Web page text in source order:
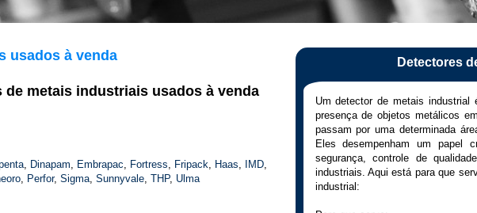
usados à venda
de metais industriais usados à venda
, Dinapam, Embrapac, Fortress, Fripack, Haas, IMD,
, Perfor, Sigma, Sunnyvale, THP, Ulma
Detectores
Um detector de metais industrial
presença de objetos metálicos
passam por uma determinada
Eles desempenham um papel
segurança, controle de
industriais. Aqui está para que
industrial: